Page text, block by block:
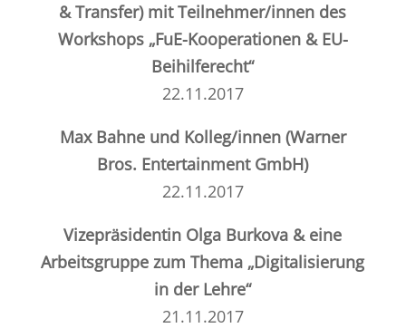
& Transfer) mit Teilnehmer/innen des
Workshops „FuE-Kooperationen & EU-
Beihilferecht“
22.11.2017
Max Bahne und Kolleg/innen (Warner
Bros. Entertainment GmbH)
22.11.2017
Vizepräsidentin Olga Burkova & eine
Arbeitsgruppe zum Thema „Digitalisierung
in der Lehre“
21.11.2017